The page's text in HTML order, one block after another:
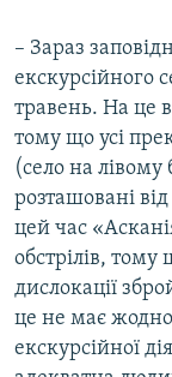
– Зараз
екскурсійного
травень. На це
тому що усі
(село на
розташовані
цей час
обстрілів, тому
дислокації
це не має
екскурсійної